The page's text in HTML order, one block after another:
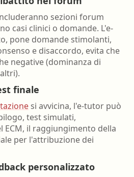
sezioni forum
casi clinici o domande. L'e-
pone domande stimolanti,
e disaccordo, evita che
negative (dominanza di
finale
si avvicina, l'e-tutor può
test simulati,
ECM, il raggiungimento della
per l'attribuzione dei
personalizzato